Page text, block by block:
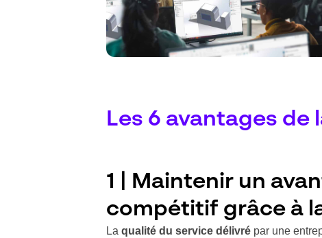
Les 6 avantages
1 | Maintenir un
compétitif grâce à
La qualité du service délivré par une